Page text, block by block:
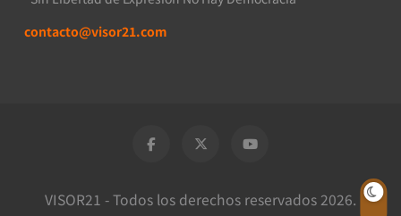
contacto@visor21.com
VISOR21 - Todos los derechos reservados 2026.